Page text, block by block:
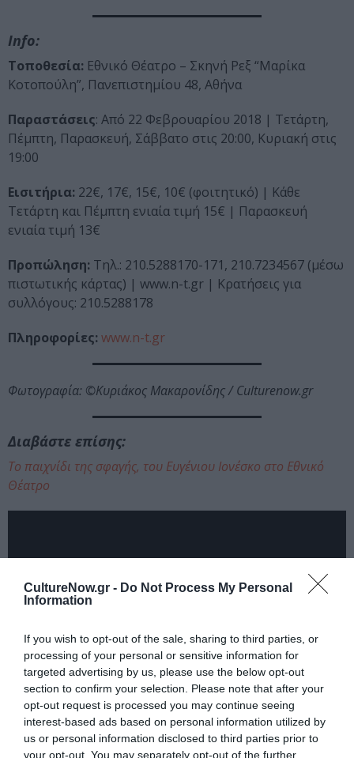
CultureNow.gr - Do Not Process My Personal
Information
If you wish to opt-out of the sale, sharing to third parties, or
processing of your personal or sensitive information for
targeted advertising by us, please use the below opt-out
section to confirm your selection. Please note that after your
opt-out request is processed you may continue seeing
interest-based ads based on personal information utilized by
us or personal information disclosed to third parties prior to
your opt-out. You may separately opt-out of the further
Info:
Τοποθεσία: Εθνικό Θέατρο – Σκηνή Ρεξ “Μαρίκα
Κοτοπούλη”, Πανεπιστημίου 48, Αθήνα
Παραστάσεις: Από 22 Φεβρουαρίου 2018 | Τετάρτη,
Πέμπτη, Παρασκευή, Σάββατο στις 20:00, Κυριακή στις
19:00
Εισιτήρια: 22€, 17€, 15€, 10€ (φοιτητικό) | Κάθε
Τετάρτη και Πέμπτη ενιαία τιμή 15€ | Παρασκευή
ενιαία τιμή 13€
Προπώληση: Τηλ.: 210.5288170-171, 210.7234567 (μέσω
πιστωτικής κάρτας) | www.n-t.gr | Κρατήσεις για
συλλόγους: 210.5288178
Πληροφορίες: www.n-t.gr
Φωτογραφία: ©Κυριάκος Μακαρονίδης / Culturenow.gr
Διαβάστε επίσης:
Το παιχνίδι της σφαγής, του Ευγένιου Ιονέσκο στο Εθνικό
Θέατρο
Ακολουθήστε το Culturenow.gr στοGoogle Newsκαι